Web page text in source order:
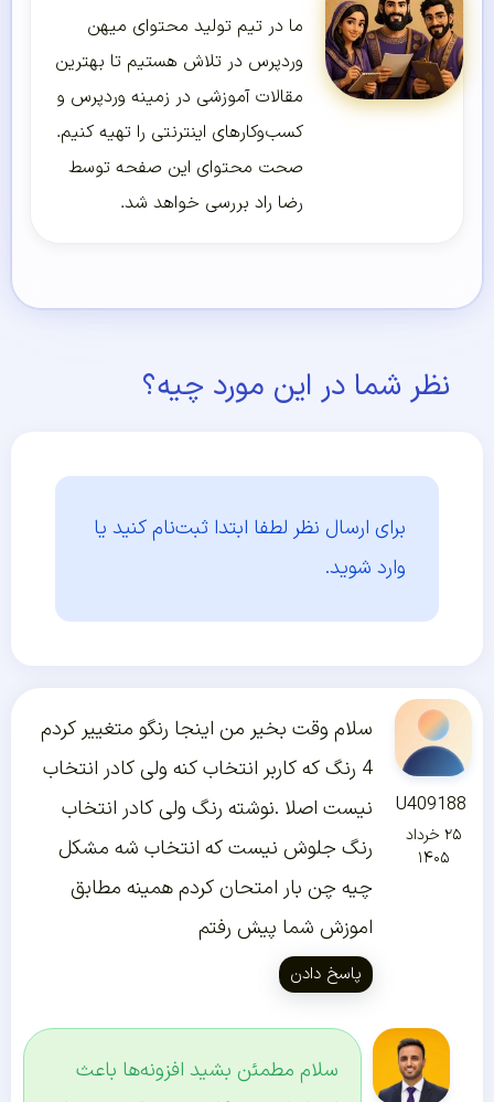
ما در تیم تولید محتوای میهن
وردپرس در تلاش هستیم تا بهترین
مقالات آموزشی در زمینه وردپرس و
کسب‌و‌کارهای اینترنتی را تهیه کنیم.
صحت محتوای این صفحه توسط
رضا راد بررسی خواهد شد.
نظر شما در این مورد چیه؟
برای ارسال نظر لطفا ابتدا ثبت‌نام کنید یا
وارد شوید.
U409188
۲۵ خرداد
۱۴۰۵
سلام وقت بخیر من اینجا رنگو متغییر کردم
4 رنگ که کاربر انتخاب کنه ولی کادر انتخاب
نیست اصلا .نوشته رنگ ولی کادر انتخاب
رنگ جلوش نیست که انتخاب شه مشکل
چیه چن بار امتحان کردم همینه مطابق
اموزش شما پیش رفتم
پاسخ دادن
سلام مطمئن بشید افزونه‌ها باعث